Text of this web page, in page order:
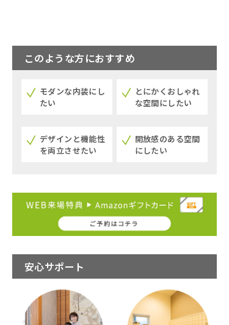
このような方におすすめ
モダンな内装にし
たい
とにかくおしゃれ
な空間にしたい
デザインと機能性
を両立させたい
開放感のある空間
にしたい
安心サポート